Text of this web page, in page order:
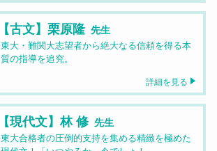
【古文】栗原隆 先生
東大・難関大志望者から絶大なる信頼を得る本
質の指導を追究。
詳細を見る
【現代文】林 修 先生
東大合格者の圧倒的支持を集める精緻を極めた